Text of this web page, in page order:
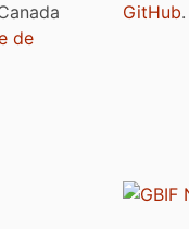
de
GitHub.